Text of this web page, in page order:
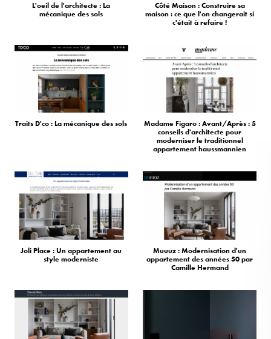
L'oeil de l'architecte : La
mécanique des sols
Côté Maison : Construire sa
maison : ce que l'on changerait si
c'était à refaire !
Traits D'co : La mécanique des sols
Madame Figaro : Avant/Après : 5
conseils d'architecte pour
moderniser le traditionnel
appartement haussmannien
Joli Place : Un appartement au
style moderniste
Muuuz : Modernisation d'un
appartement des années 50 par
Camille Hermand